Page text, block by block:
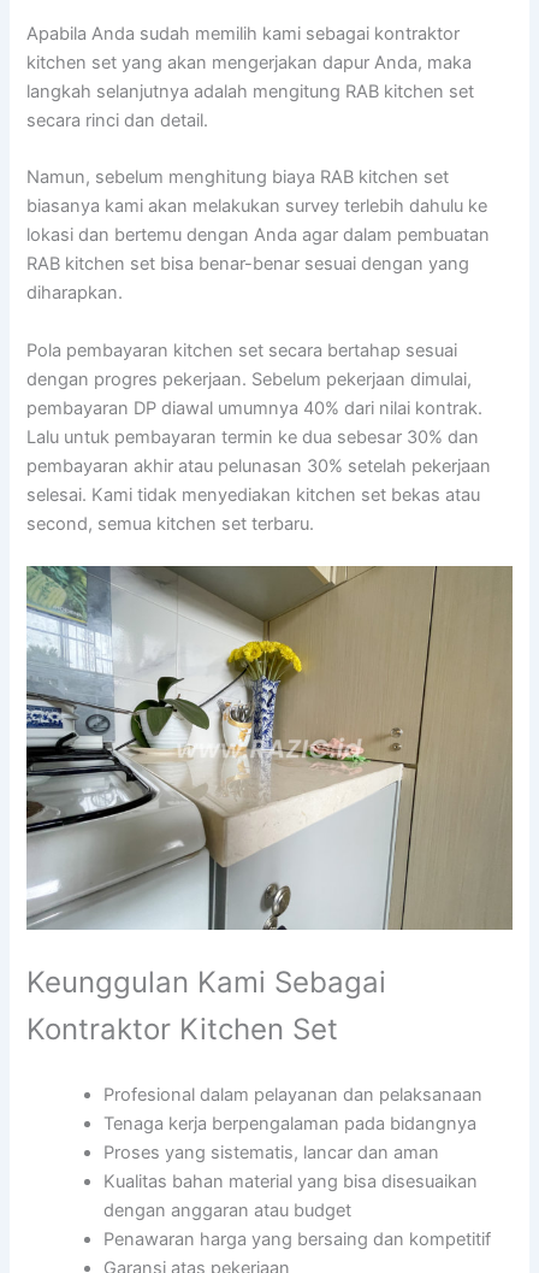
Apabila Anda sudah memilih kami sebagai kontraktor
kitchen set yang akan mengerjakan dapur Anda, maka
langkah selanjutnya adalah mengitung RAB kitchen set
secara rinci dan detail.
Namun, sebelum menghitung biaya RAB kitchen set
biasanya kami akan melakukan survey terlebih dahulu ke
lokasi dan bertemu dengan Anda agar dalam pembuatan
RAB kitchen set bisa benar-benar sesuai dengan yang
diharapkan.
Pola pembayaran kitchen set secara bertahap sesuai
dengan progres pekerjaan. Sebelum pekerjaan dimulai,
pembayaran DP diawal umumnya 40% dari nilai kontrak.
Lalu untuk pembayaran termin ke dua sebesar 30% dan
pembayaran akhir atau pelunasan 30% setelah pekerjaan
selesai. Kami tidak menyediakan kitchen set bekas atau
second, semua kitchen set terbaru.
Keunggulan Kami Sebagai
Kontraktor Kitchen Set
Profesional dalam pelayanan dan pelaksanaan
Tenaga kerja berpengalaman pada bidangnya
Proses yang sistematis, lancar dan aman
Kualitas bahan material yang bisa disesuaikan
dengan anggaran atau budget
Penawaran harga yang bersaing dan kompetitif
Garansi atas pekerjaan